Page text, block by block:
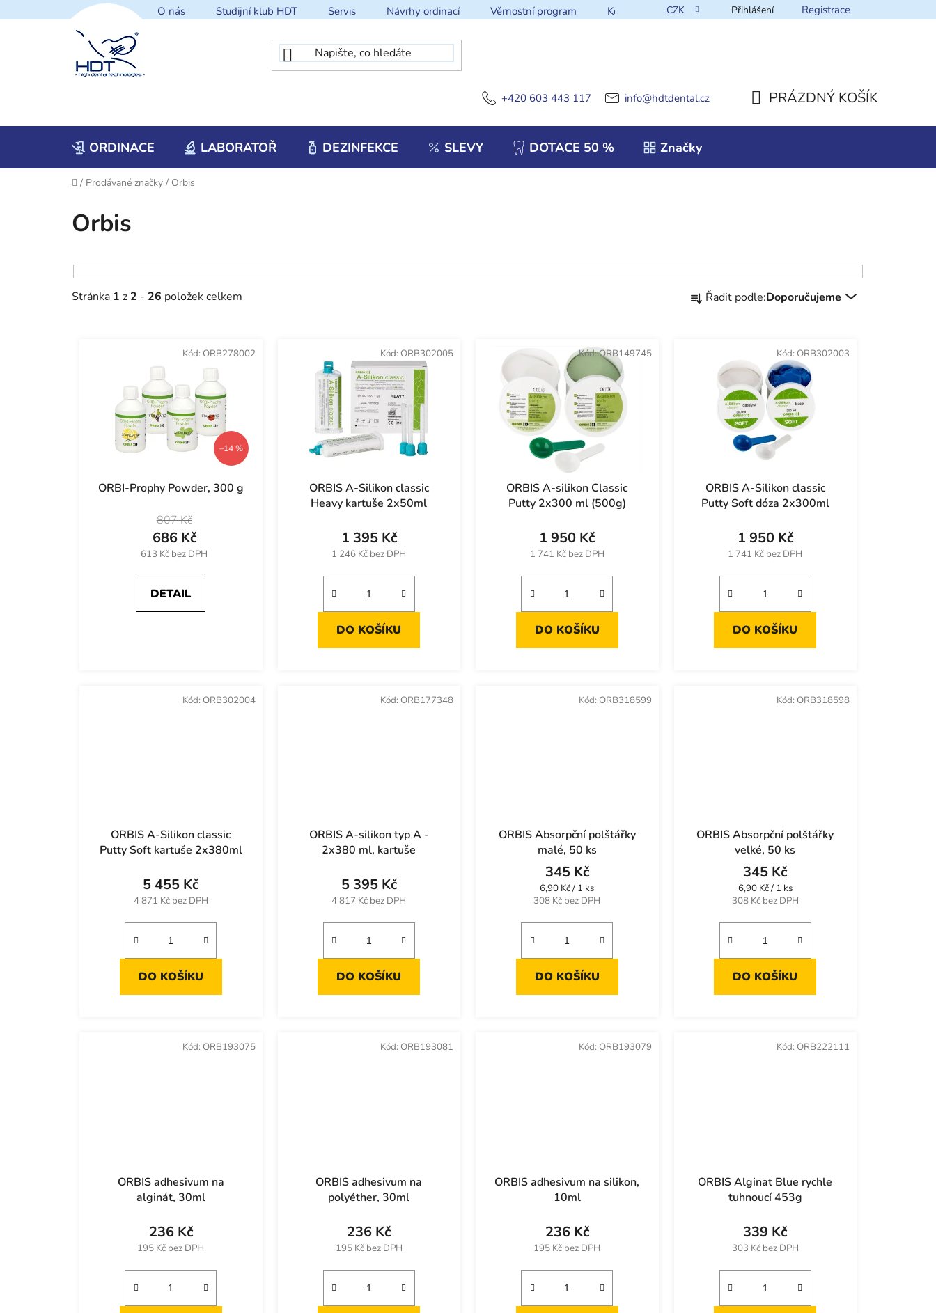
na
O nás Studijní klub HDT Servis Návrhy ordinací Věrnostní program Kontakt CZK Přihlášení Registrace
+420 603 443 117 info@hdtdental.cz PRÁZDNÝ KOŠÍK
ORDINACE LABORATOŘ DEZINFEKCE SLEVY DOTACE 50 % Značky
Domů
/ Prodávané značky / Orbis
Orbis
Stránka 1 z 2 - 26 položek celkem
a Řadit podle:Doporučujeme
–14 %
ORBI-Prophy Powder, 300 g
613 Kč bez DPH
686 Kč
807 Kč
DETAIL
Kód: ORB278002
ORBIS A-Silikon classic
Heavy kartuše 2x50ml
1 246 Kč bez DPH
1 395 Kč
DO KOŠÍKU
Kód: ORB302005
ORBIS A-silikon Classic
Putty 2x300 ml (500g)
1 741 Kč bez DPH
1 950 Kč
DO KOŠÍKU
Kód:ORB149745
ORBIS A-Silikon classic
Putty Soft dóza 2x300ml
1 741 Kč bez DPH
1 950 Kč
DO KOŠÍKU
Kód: ORB302003
ORBIS A-Silikon classic
Putty Soft kartuše 2x380ml
4 871 Kč bez DPH
5 455 Kč
DO KOŠÍKU
Kód: ORB302004
ORBIS A-silikon typ A -
2x380 ml, kartuše
4 817 Kč bez DPH
5 395 Kč
DO KOŠÍKU
Kód: ORB177348
ORBIS Absorpční polštářky
malé, 50 ks
308 Kč bez DPH
345 Kč
Měrná
cena:
6,90 Kč / 1 ks
DO KOŠÍKU
Kód: ORB318599
ORBIS Absorpční polštářky
velké, 50 ks
308 Kč bez DPH
345 Kč
Měrná
cena:
6,90 Kč / 1 ks
DO KOŠÍKU
Kód: ORB318598
ORBIS adhesivum na
alginát, 30ml
195 Kč bez DPH
236 Kč
Kód: ORB193075
ORBIS adhesivum na
polyéther, 30ml
195 Kč bez DPH
236 Kč
Kód: ORB193081
ORBIS adhesivum na silikon,
10ml
195 Kč bez DPH
236 Kč
Kód: ORB193079
ORBIS Alginat Blue rychle
tuhnoucí 453g
303 Kč bez DPH
339 Kč
Kód: ORB222111